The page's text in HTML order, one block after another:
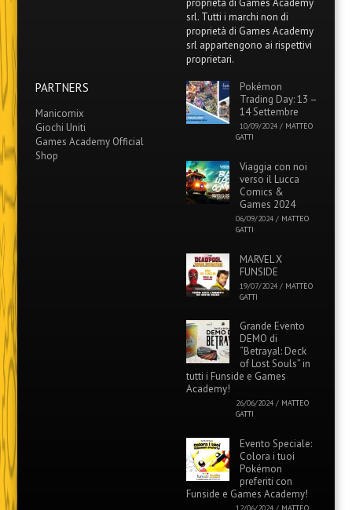
proprietà di Games Academy
srl. Tutti i marchi non di
proprietà di Games Academy
srl appartengono ai rispettivi
proprietari.
PARTNERS
Manicomix
Giochi Uniti
Games Academy Official
Shop
Pokémon
Trading Day: 13 –
14 Settembre
10/09/2024 / MATTEO
GATTI
Viaggia con noi
verso il Lucca
Comics &
Games 2024
06/09/2024 / MATTEO
GATTI
MARVEL X
FUNSIDE
19/07/2024 / MATTEO
GATTI
Grande Evento
DEMO di
“Betrayal: Deck
of Lost Souls” in
tutti i Funside e Games
Academy!
26/06/2024 / MATTEO
GATTI
Evento Speciale:
Colora i tuoi
Pokémon
preferiti con
Funside e Games Academy!